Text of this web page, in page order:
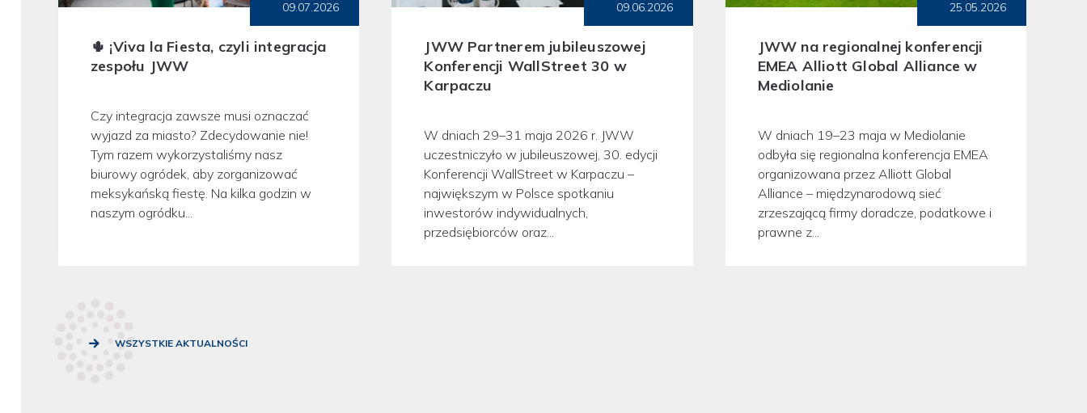
🌵 ¡Viva la Fiesta, czyli integracja
zespołu JWW
09.07.2026
Czy integracja zawsze musi oznaczać
wyjazd za miasto? Zdecydowanie nie!
Tym razem wykorzystaliśmy nasz
biurowy ogródek, aby zorganizować
meksykańską fiestę. Na kilka godzin w
naszym ogródku...
JWW Partnerem jubileuszowej
Konferencji WallStreet 30 w
Karpaczu
09.06.2026
W dniach 29–31 maja 2026 r. JWW
uczestniczyło w jubileuszowej, 30. edycji
Konferencji WallStreet w Karpaczu –
największym w Polsce spotkaniu
inwestorów indywidualnych,
przedsiębiorców oraz...
JWW na regionalnej konferencji
EMEA Alliott Global Alliance w
Mediolanie
25.05.2026
W dniach 19–23 maja w Mediolanie
odbyła się regionalna konferencja EMEA
organizowana przez Alliott Global
Alliance – międzynarodową sieć
zrzeszającą firmy doradcze, podatkowe i
prawne z...
WSZYSTKIE AKTUALNOŚCI